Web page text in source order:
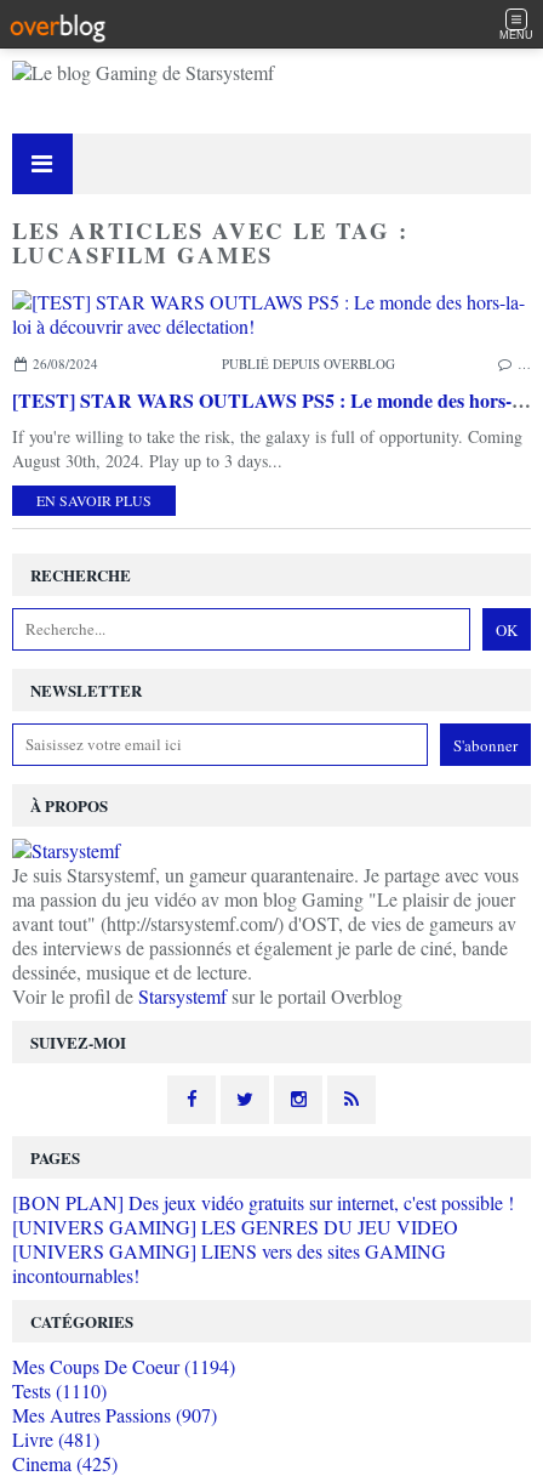
MENU
LES ARTICLES AVEC LE TAG :
LUCASFILM GAMES
26/08/2024 PUBLIÉ DEPUIS OVERBLOG
[TEST] STAR WARS OUTLAWS PS5 : Le monde des hors-la-loi à découvrir avec délectation!
If you're willing to take the risk, the galaxy is full of opportunity. Coming
August 30th, 2024. Play up to 3 days...
EN SAVOIR PLUS
NEWSLETTER
SUIVEZ-MOI
RECHERCHE
À PROPOS
Je suis Starsystemf, un gameur quarantenaire. Je partage avec vous
ma passion du jeu vidéo av mon blog Gaming "Le plaisir de jouer
avant tout" (http://starsystemf.com/) d'OST, de vies de gameurs av
des interviews de passionnés et également je parle de ciné, bande
dessinée, musique et de lecture.
Voir le profil deStarsystemfsur le portail Overblog
PAGES
[BON PLAN] Des jeux vidéo gratuits sur internet, c'est possible !
[UNIVERS GAMING] LES GENRES DU JEU VIDEO
[UNIVERS GAMING] LIENS vers des sites GAMING
incontournables!
CATÉGORIES
Mes Coups De Coeur (1194)
Tests (1110)
Mes Autres Passions (907)
Livre (481)
Cinema (425)